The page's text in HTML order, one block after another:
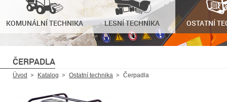
KOMUNÁLNÍ TECHNIKA LESNÍ TECHNIKA OSTATNÍ
ČERPADLA
Úvod Katalog Ostatní technika Čerpadla